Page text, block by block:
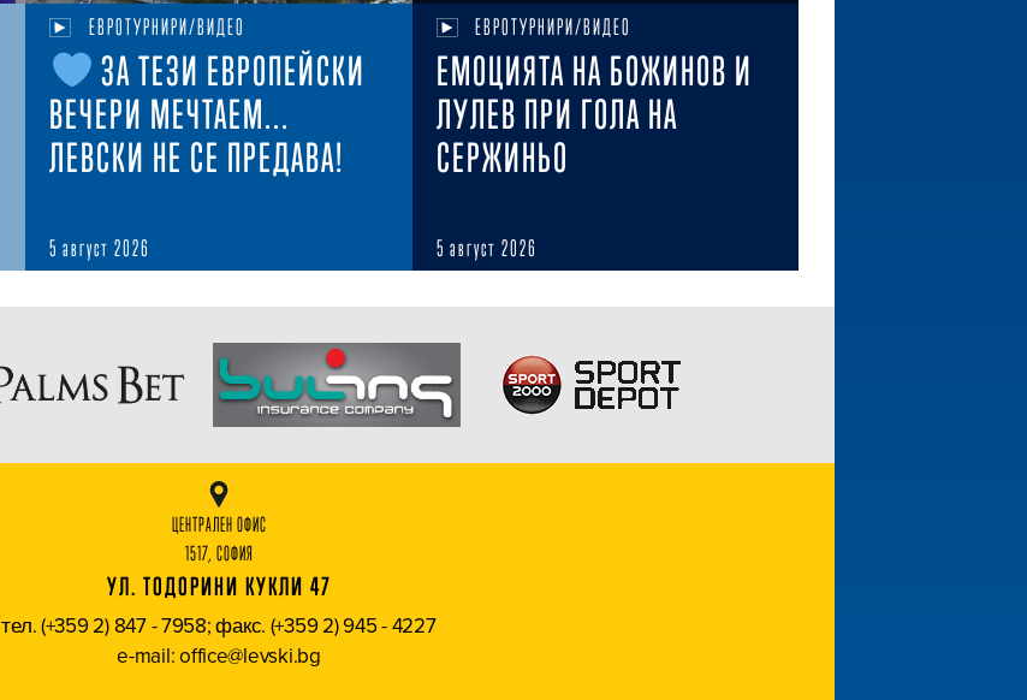
ЕВРОТУРНИРИ/ВИДЕО
ЗА ТЕЗИ ЕВРОПЕЙСКИ
ВЕЧЕРИ МЕЧТАЕМ...
ЛЕВСКИ НЕ СЕ ПРЕДАВА!
5 август 2026
ЕВРОТУРНИРИ/ВИДЕО
ЕМОЦИЯТА НА БОЖИНОВ И
ЛУЛЕВ ПРИ ГОЛА НА
СЕРЖИНЬО
5 август 2026
ЦЕНТРАЛЕН ОФИС
1517, СОФИЯ
УЛ. ТОДОРИНИ КУКЛИ 47
тел. (+359 2) 847 - 7958; факс. (+359 2) 945 - 4227
e-mail: office@levski.bg